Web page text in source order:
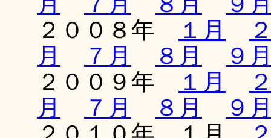
２００８年
１月
月
７月 ８月
９
２００９年
１月
月
７月 ８月
９